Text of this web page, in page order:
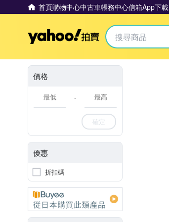
首頁購物中心中古車帳務中心信箱App下載
Yahoo拍賣
價格
-
確定
優惠
折扣碼